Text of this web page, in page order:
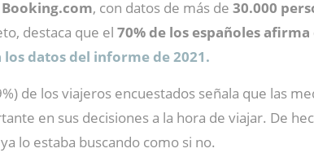
Booking.com, con datos de más de 30.000
destaca que el 70% de los españoles
los datos del informe de 2021.
de los viajeros encuestados señala que las
en sus decisiones a la hora de viajar. De
lo estaba buscando como si no.